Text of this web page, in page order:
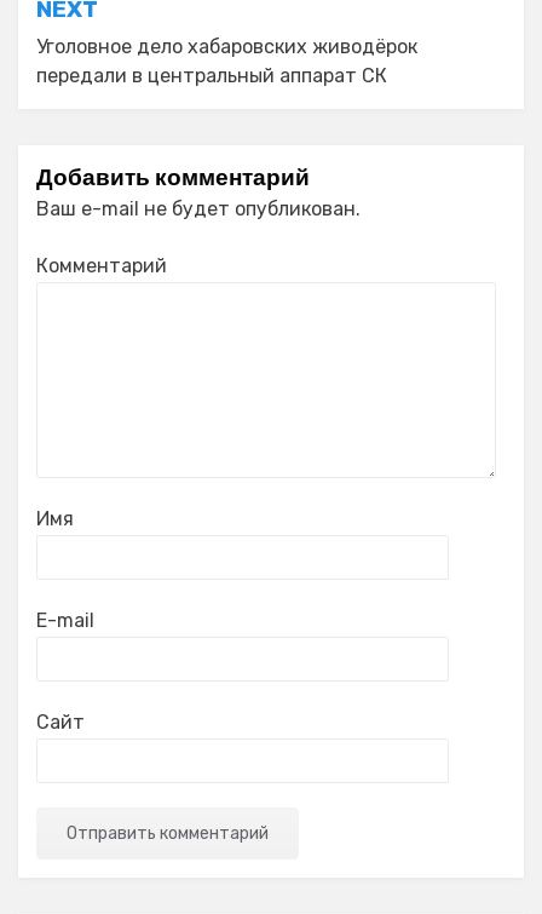
NEXT
Уголовное дело хабаровских живодёрок
передали в центральный аппарат СК
Добавить комментарий
Ваш e-mail не будет опубликован.
Комментарий
Имя
E-mail
Сайт